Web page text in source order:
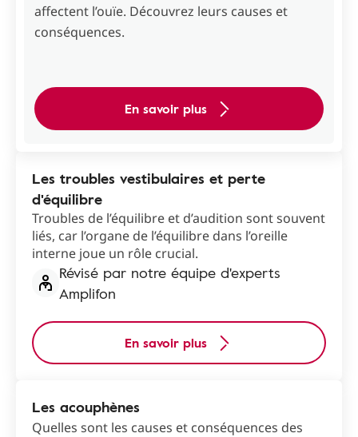
affectent l’ouïe. Découvrez leurs causes et
conséquences.
En savoir plus
Les troubles vestibulaires et perte
d'équilibre
Troubles de l’équilibre et d’audition sont souvent
liés, car l’organe de l’équilibre dans l’oreille
interne joue un rôle crucial.
Révisé par notre équipe d'experts
Amplifon
En savoir plus
Les acouphènes
Quelles sont les causes et conséquences des